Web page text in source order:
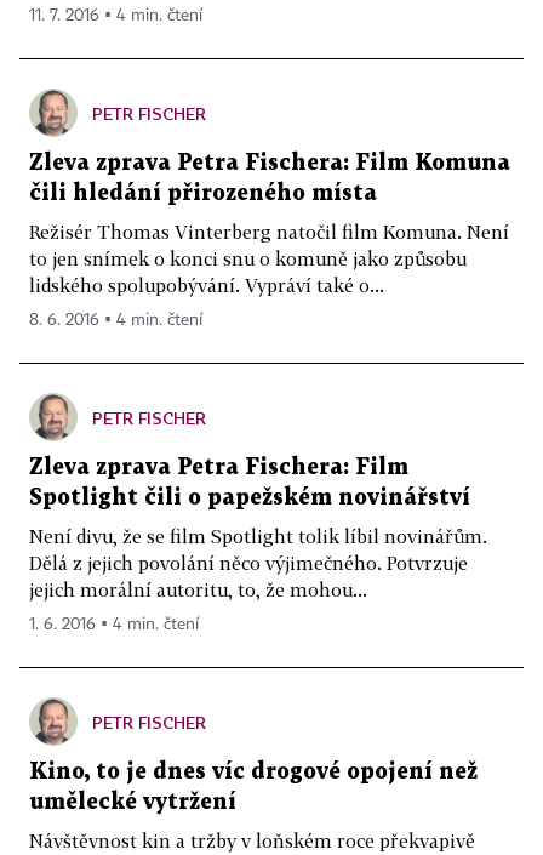
11. 7. 2016 ▪ 4 min. čtení
PETR FISCHER
Zleva zprava Petra Fischera: Film Komuna
čili hledání přirozeného místa
Režisér Thomas Vinterberg natočil film Komuna. Není
to jen snímek o konci snu o komuně jako způsobu
lidského spolupobývání. Vypráví také o...
8. 6. 2016 ▪ 4 min. čtení
PETR FISCHER
Zleva zprava Petra Fischera: Film
Spotlight čili o papežském novinářství
Není divu, že se film Spotlight tolik líbil novinářům.
Dělá z jejich povolání něco výjimečného. Potvrzuje
jejich morální autoritu, to, že mohou...
1. 6. 2016 ▪ 4 min. čtení
PETR FISCHER
Kino, to je dnes víc drogové opojení než
umělecké vytržení
Návštěvnost kin a tržby v loňském roce překvapivě